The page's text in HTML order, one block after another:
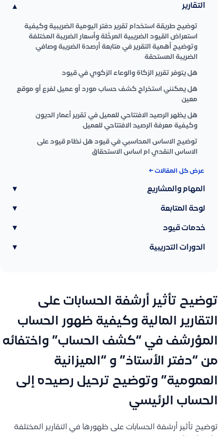
التقارير ▾
توضيح طريقة استخدام تقرير دفتر اليومية الضريبية وكيفية
استعراض القيود الضريبية المرحَّلة وأسعار الضريبة المختلفة
وتوضيح أهمية التقرير في متابعة أرصدة الضريبة وصافي
الضريبة المستحقة
هل يتوفر تقرير الزكاة والوعاء الزكوي في قيود
هل يمكنني استخراج كشف حساب مورد أو عميل لفرع أو موقع
معين
هل يظهر الرصيد الافتتاحي للعميل في تقرير أعمار الديون
وكيفية معرفة الرصيد الافتتاحي للعميل
توضيح الاساس المحاسبي في قيود هل نظام قيود على
الاساس النقدي ام اساس الاستحقاق
عرض كل المقالات ←
المهام والمشاريع ▾
لوحة المتابعة ▾
خدمات قيود ▾
الدورات التدريبية ▾
توضيح تأثير أرشفة الحسابات على
التقارير المالية وكيفية ظهور الحساب
المؤرشف في “كشف الحساب” واختفائه
من “دفتر الأستاذ” و “الميزانية
العمومية” وتوضيح ترحيل رصيده إلى
الحساب الرئيسي
توضيح تأثير أرشفة الحسابات على ظهورها في التقارير المختلفة